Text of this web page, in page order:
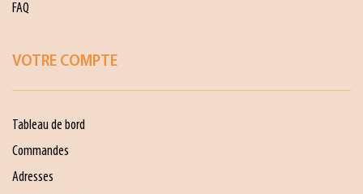
FAQ
VOTRE COMPTE
Tableau de bord
Commandes
Adresses